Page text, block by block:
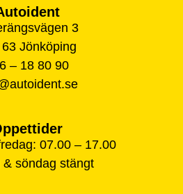
3
Jönköping
– 18 80 90
07.00 – 17.00
& söndag stängt